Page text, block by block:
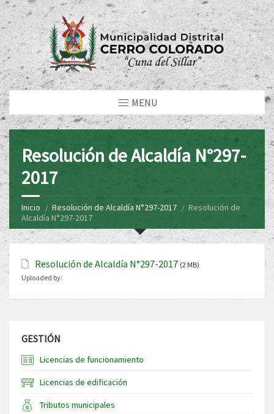
MENU
Resolución de Alcaldía N°297-
2017
Inicio Resolución de Alcaldía N°297-2017
Resolución de
Alcaldía N°297-2017
Resolución de Alcaldía N°297-2017 (2 MB)
Uploaded by:
GESTIÓN
Licencias de funcionamiento
Licencias de edificación
Tributos municipales